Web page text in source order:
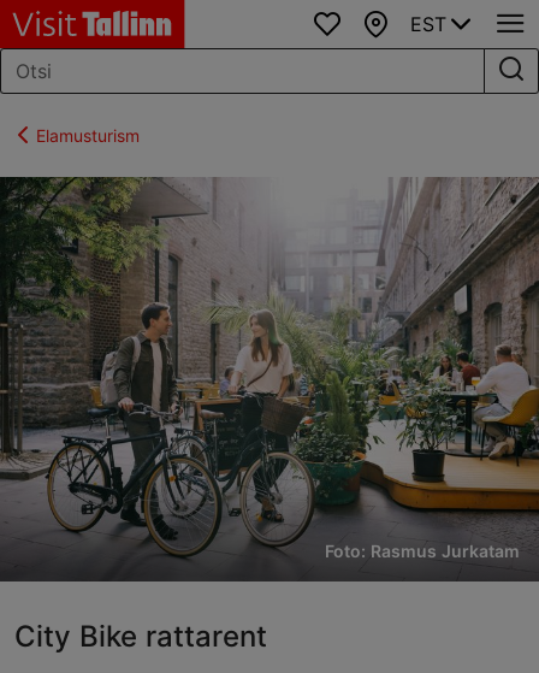
Lemmikud
Kaart
EST
Elamusturism
Foto: Rasmus Jurkatam
City Bike rattarent